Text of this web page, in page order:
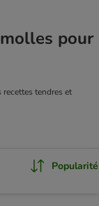
pour
tendres et
Popularité